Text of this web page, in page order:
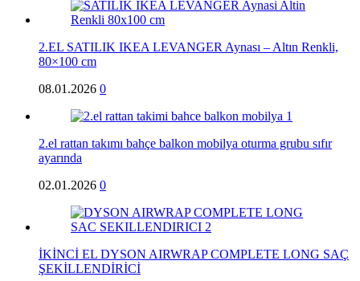
2.EL SATILIK IKEA LEVANGER Aynası – Altın Renkli,
80×100 cm
08.01.2026 0
2.el rattan takımı bahçe balkon mobilya oturma grubu sıfır
ayarında
02.01.2026 0
İKİNCİ EL DYSON AIRWRAP COMPLETE LONG SAÇ
ŞEKİLLENDİRİCİ